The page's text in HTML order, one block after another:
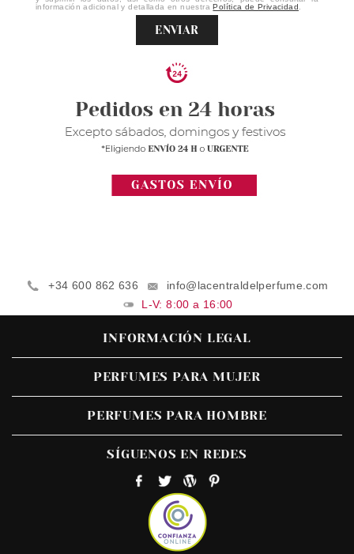
información adicional y detallada en nuestraPolítica de Privacidad
ENVIAR
+34 600 862 636
info@lacentraldelperfume.com
L-V: 8:00 a 16:00
INFORMACIÓN LEGAL
PERFUMES PARA MUJER
PERFUMES PARA HOMBRE
SÍGUENOS EN REDES